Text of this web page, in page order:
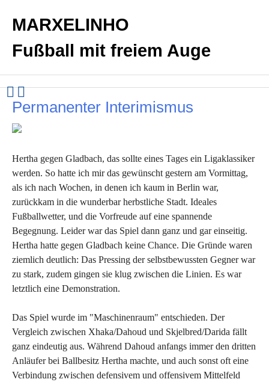
MARXELINHO
Fußball mit freiem Auge
Permanenter Interimismus
Hertha gegen Gladbach, das sollte eines Tages ein Ligaklassiker
werden. So hatte ich mir das gewünscht gestern am Vormittag,
als ich nach Wochen, in denen ich kaum in Berlin war,
zurückkam in die wunderbar herbstliche Stadt. Ideales
Fußballwetter, und die Vorfreude auf eine spannende
Begegnung. Leider war das Spiel dann ganz und gar einseitig.
Hertha hatte gegen Gladbach keine Chance. Die Gründe waren
ziemlich deutlich: Das Pressing der selbstbewussten Gegner war
zu stark, zudem gingen sie klug zwischen die Linien. Es war
letztlich eine Demonstration.
Das Spiel wurde im "Maschinenraum" entschieden. Der
Vergleich zwischen Xhaka/Dahoud und Skjelbred/Darida fällt
ganz eindeutig aus. Während Dahoud anfangs immer den dritten
Anläufer bei Ballbesitz Hertha machte, und auch sonst oft eine
Verbindung zwischen defensivem und offensivem Mittelfeld